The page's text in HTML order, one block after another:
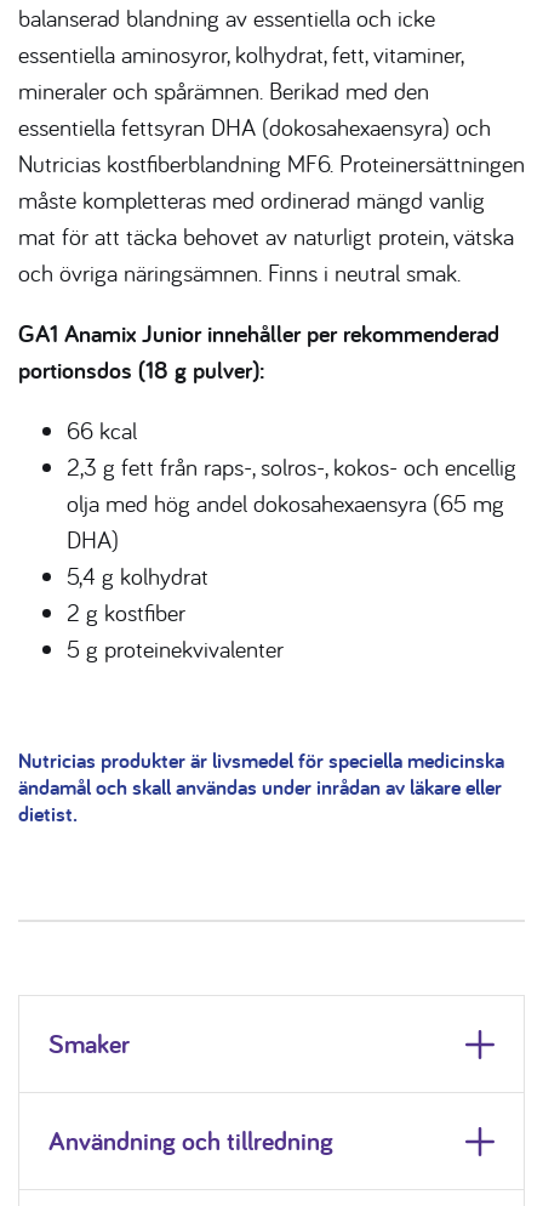
balanserad blandning av essentiella och icke
essentiella aminosyror, kolhydrat, fett, vitaminer,
mineraler och spårämnen. Berikad med den
essentiella fettsyran DHA (dokosahexaensyra) och
Nutricias kostfiberblandning MF6. Proteinersättningen
måste kompletteras med ordinerad mängd vanlig
mat för att täcka behovet av naturligt protein, vätska
och övriga näringsämnen. Finns i neutral smak.
GA1 Anamix Junior innehåller per rekommenderad
portionsdos (18 g pulver):
66 kcal
2,3 g fett från raps-, solros-, kokos- och encellig
olja med hög andel dokosahexaensyra (65 mg
DHA)
5,4 g kolhydrat
2 g kostfiber
5 g proteinekvivalenter
Nutricias produkter är livsmedel för speciella medicinska
ändamål och skall användas under inrådan av läkare eller
dietist.
Smaker
Användning och tillredning